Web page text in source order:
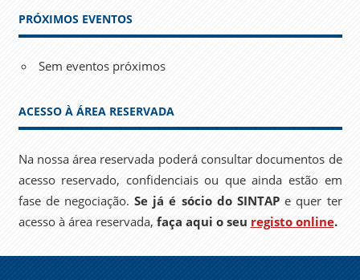
PRÓXIMOS EVENTOS
Sem eventos próximos
ACESSO À ÁREA RESERVADA
Na nossa área reservada poderá consultar documentos de
acesso reservado, confidenciais ou que ainda estão em
fase de negociação.Se já é sócio do SINTAPe quer ter
acesso à área reservada, faça aqui o seu registo online.